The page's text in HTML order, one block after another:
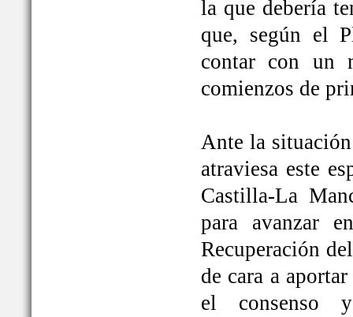
la que debería
que, según el
contar con un
comienzos de
Ante la
atraviesa este
Castilla-La
para avanzar
Recuperación
de cara a
el consenso